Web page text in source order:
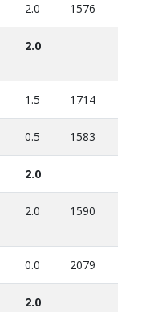
2.0 1576
2.0
1.5 1714
0.5 1583
2.0
2.0 1590
0.0 2079
2.0